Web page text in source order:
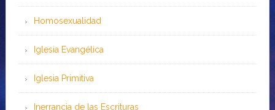
Homosexualidad
Iglesia Evangélica
Iglesia Primitiva
Inerrancia de las Escrituras